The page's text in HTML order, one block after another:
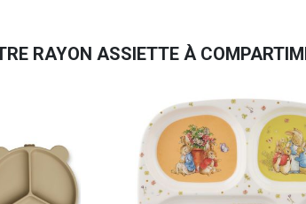
RAYON ASSIETTE À